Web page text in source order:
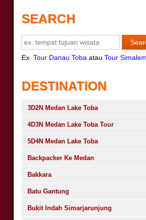
SEARCH
Ex. Tour Danau Toba atau Tour
DESTINATION
3D2N Medan Lake Toba
4D3N Medan Lake Toba Tour
5D4N Medan Lake Toba
Backpacker Ke Medan
Bakkara
Batu Gantung
Bukit Indah Simarjarunjung